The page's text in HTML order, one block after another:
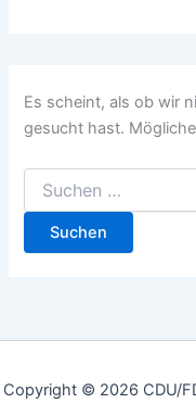
Es scheint, als ob wir
gesucht hast.
Copyright © 2026 CDU/